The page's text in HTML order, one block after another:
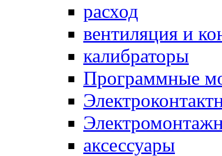
расход
вентиляция и
калибраторы
Программные
аксессуары